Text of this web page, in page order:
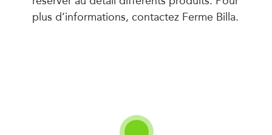
plus d’informations, contactez Ferme Billa.